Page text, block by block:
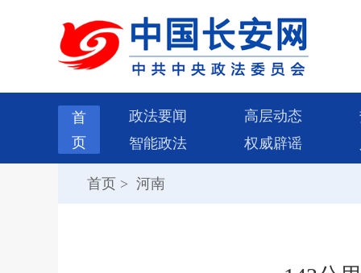
首
页
政法要闻 高层动态
智能政法
权威辟谣
首页 > 河南